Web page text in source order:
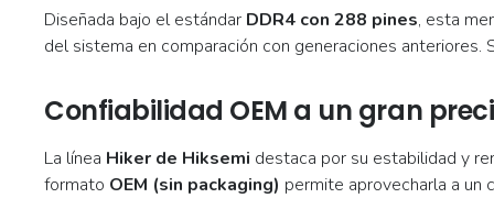
Diseñada bajo el estándar DDR4 con 288 pines, esta
del sistema en comparación con generaciones anteriores.
Confiabilidad OEM a un gran
La línea Hiker de Hiksemi destaca por su estabilidad y
formato OEM (sin packaging) permite aprovecharla a un